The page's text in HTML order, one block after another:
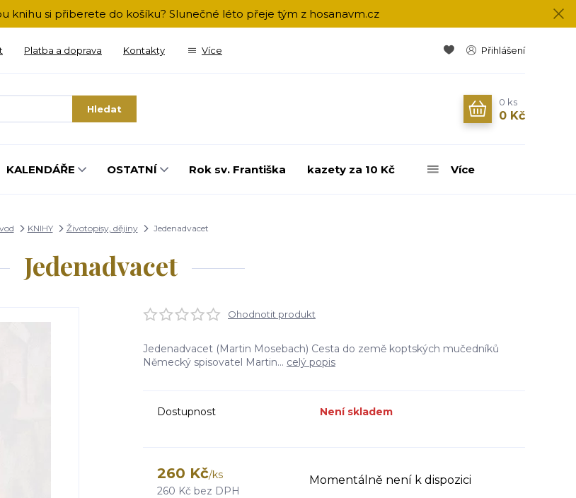
knihu si přiberete do košíku? Slunečné léto přeje tým z hosanavm.cz
Platba a doprava Kontakty Více Přihlášení
Hledat
0 ks
0 Kč
KALENDÁŘE OSTATNÍ Rok sv. Františka kazety za 10 Kč Více
KNIHY Životopisy, dějiny Jedenadvacet
Jedenadvacet
Ohodnotit produkt
Jedenadvacet (Martin Mosebach) Cesta do země koptských mučedníků
Německý spisovatel Martin... celý popis
Dostupnost Není skladem
260 Kč/ks
260 Kč bez DPH
Momentálně není k dispozici